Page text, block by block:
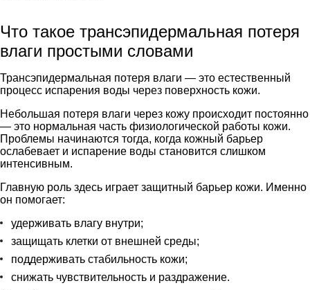
Что такое трансэпидермальная потеря
влаги простыми словами
Трансэпидермальная потеря влаги — это естественный
процесс испарения воды через поверхность кожи.
Небольшая потеря влаги через кожу происходит постоянно
— это нормальная часть физиологической работы кожи.
Проблемы начинаются тогда, когда кожный барьер
ослабевает и испарение воды становится слишком
интенсивным.
Главную роль здесь играет защитный барьер кожи. Именно
он помогает:
удерживать влагу внутри;
защищать клетки от внешней среды;
поддерживать стабильность кожи;
снижать чувствительность и раздражение.